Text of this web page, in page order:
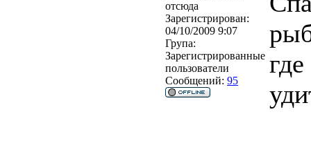
отсюда
Зарегистрирован:
04/10/2009 9:07
Група:
Зарегистрированные
пользователи
Сообщений: 95